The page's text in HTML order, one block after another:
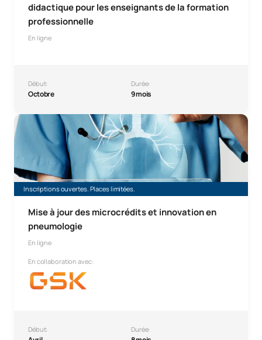
didactique pour les enseignants de la formation
professionnelle
En ligne
Début:
Octobre
Durée:
9 mois
Inscriptions ouvertes. Places limitées.
Mise à jour des microcrédits et innovation en
pneumologie
En ligne
En collaboration avec:
Début: Durée:
Micro-certificat « Actualités et innovations en